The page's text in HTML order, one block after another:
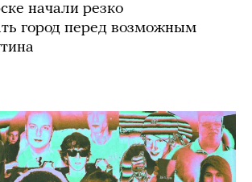
начали резко
город перед возможным